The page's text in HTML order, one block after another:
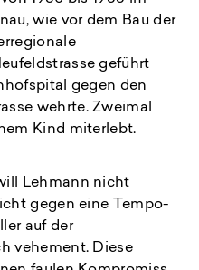
wie vor dem Bau der
geführt
gegen den
wehrte. Zweimal
Kind miterlebt.
Lehmann nicht
gegen eine Tempo-
auf der
vehement. Diese